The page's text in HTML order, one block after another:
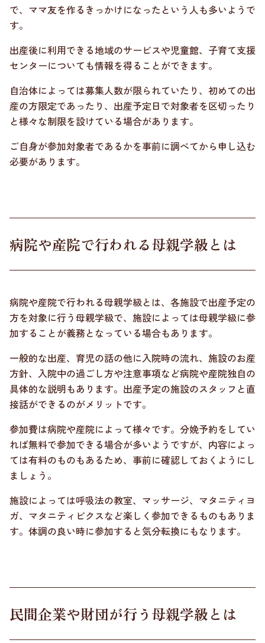
で、ママ友を作るきっかけになったという人も多いようで
す。
出産後に利用できる地域のサービスや児童館、子育て支援
センターについても情報を得ることができます。
自治体によっては募集人数が限られていたり、初めての出
産の方限定であったり、出産予定日で対象者を区切ったり
と様々な制限を設けている場合があります。
ご自身が参加対象者であるかを事前に調べてから申し込む
必要があります。
病院や産院で行われる母親学級とは
病院や産院で行われる母親学級とは、各施設で出産予定の
方を対象に行う母親学級で、施設によっては母親学級に参
加することが義務となっている場合もあります。
一般的な出産、育児の話の他に入院時の流れ、施設のお産
方針、入院中の過ごし方や注意事項など病院や産院独自の
具体的な説明もあります。出産予定の施設のスタッフと直
接話ができるのがメリットです。
参加費は病院や産院によって様々です。分娩予約をしてい
れば無料で参加できる場合が多いようですが、内容によっ
ては有料のものもあるため、事前に確認しておくようにし
ましょう。
施設によっては呼吸法の教室、マッサージ、マタニティヨ
ガ、マタニティビクスなど楽しく参加できるものもありま
す。体調の良い時に参加すると気分転換にもなります。
民間企業や財団が行う母親学級とは